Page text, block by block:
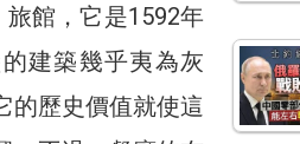
館，它是1592年
建築幾乎夷為灰
的歷史價值就使這